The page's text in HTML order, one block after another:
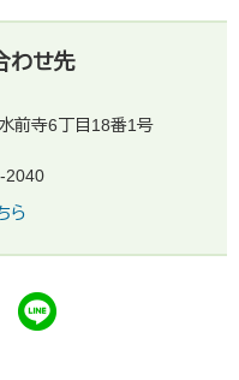
わせ先
前寺6丁目18番1号
2040
ら